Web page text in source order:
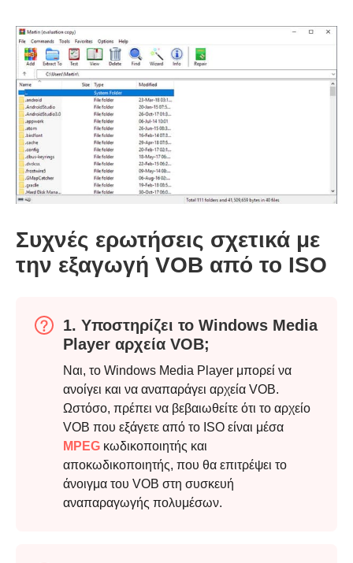
Βήμα 1.
Βήμα 2.
Συχνές ερωτήσεις σχετικά με
την εξαγωγή VOB από το ISO
1. Υποστηρίζει το Windows Media
Player αρχεία VOB;
Ναι, το Windows Media Player μπορεί να
ανοίγει και να αναπαράγει αρχεία VOB.
Ωστόσο, πρέπει να βεβαιωθείτε ότι το αρχείο
VOB που εξάγετε από το ISO είναι μέσα
MPEG κωδικοποιητής και
αποκωδικοποιητής, που θα επιτρέψει το
άνοιγμα του VOB στη συσκευή
αναπαραγωγής πολυμέσων.